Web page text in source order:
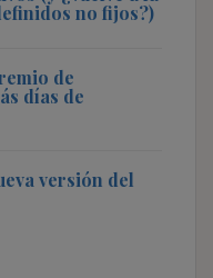
no fijos?)
de
días de
versión del